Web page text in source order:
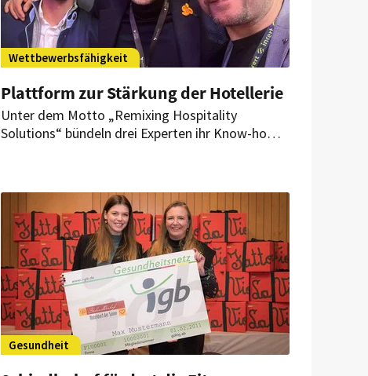
Wettbewerbsfähigkeit
Plattform zur Stärkung der Hotellerie
Unter dem Motto „Remixing Hospitality
Solutions“ bündeln drei Experten ihr Know-how.
Gesundheit